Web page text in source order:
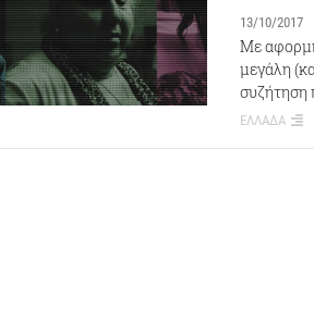
13/10/2017
Με
μεγάλη
συζήτηση
ΕΛΛΑΔΑ